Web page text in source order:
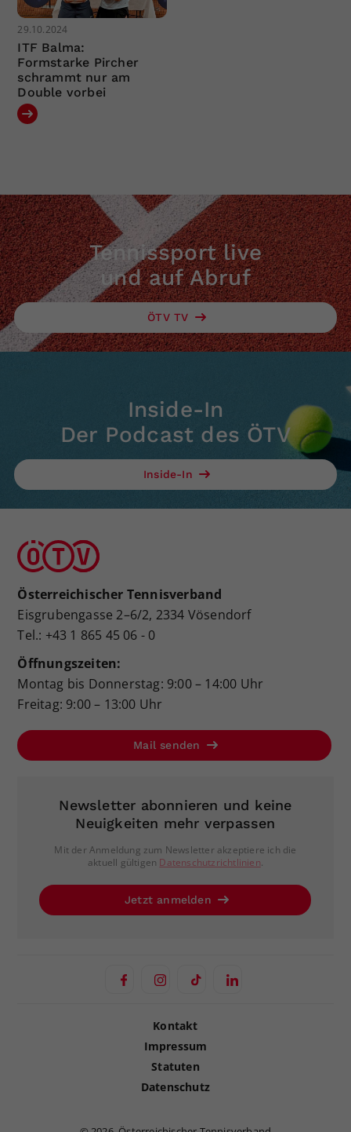
29.10.2024
ITF Balma:
Formstarke Pircher
schrammt nur am
Double vorbei
Tennissport live
und auf Abruf
ÖTV TV
Inside-In
Der Podcast des ÖTV
Inside-In
Österreichischer Tennisverband
Eisgrubengasse 2–6/2, 2334 Vösendorf
Tel.: +43 1 865 45 06 - 0
Öffnungszeiten:
Montag bis Donnerstag: 9:00 – 14:00 Uhr
Freitag: 9:00 – 13:00 Uhr
Mail senden
Newsletter abonnieren und keine
Neuigkeiten mehr verpassen
Mit der Anmeldung zum Newsletter akzeptiere ich die
aktuell gültigen Datenschutzrichtlinien.
Jetzt anmelden
Kontakt
Impressum
Statuten
Datenschutz